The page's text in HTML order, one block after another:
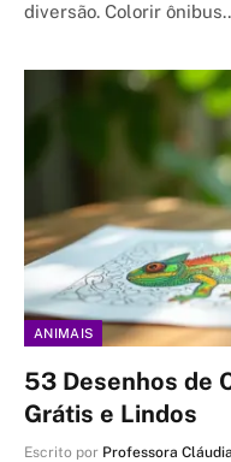
diversão. Colorir
ANIMAIS
53 Desenhos de
Grátis e Lindos
Escrito por Professora